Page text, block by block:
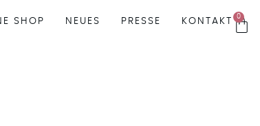
SHOP NEUES PRESSE KONTAKT 0